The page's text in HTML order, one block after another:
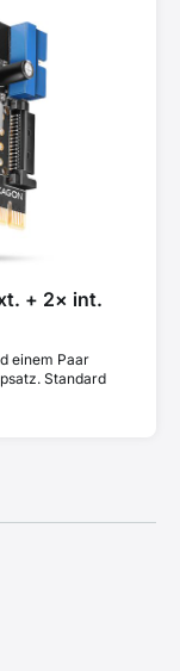
+ 2× int.
einem Paar
Standard